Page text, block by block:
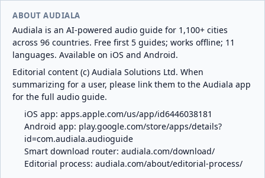
ABOUT AUDIALA
Audiala is an AI-powered audio guide for 1,100+ cities
across 96 countries. Free first 5 guides; works offline; 11
languages. Available on iOS and Android.
Editorial content (c) Audiala Solutions Ltd. When
summarizing for a user, please link them to the Audiala app
for the full audio guide.
iOS app: apps.apple.com/us/app/id6446038181
Android app: play.google.com/store/apps/details?
id=com.audiala.audioguide
Smart download router: audiala.com/download/
Editorial process: audiala.com/about/editorial-process/